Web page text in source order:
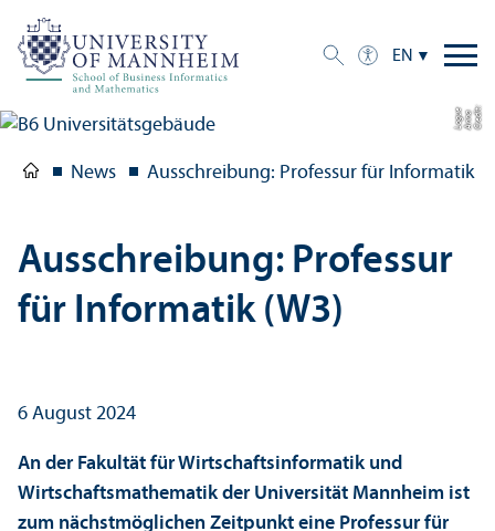
EN
C
r
e
dit:
A
n
n
aL
o
g
u
e
News Ausschreibung: Professur für Informatik
Ausschreibung: Professur
für Informatik (W3)
6 August 2024
An der Fakultät für Wirtschaftsinformatik und
Wirtschaftsmathematik der Universität Mannheim ist
zum nächstmöglichen Zeitpunkt eine Professur für